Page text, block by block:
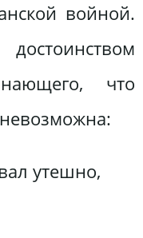
войной.
что
утешно,